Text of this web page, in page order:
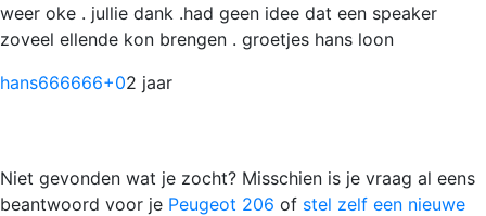
weer oke . jullie dank .had geen idee dat een speaker
zoveel ellende kon brengen . groetjes hans loon
hans666666+02 jaar
Niet gevonden wat je zocht? Misschien is je vraag al eens
beantwoord voor je Peugeot 206 of stel zelf een nieuwe